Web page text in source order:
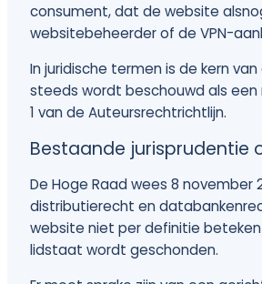
consument, dat de website
websitebeheerder of de VPN-
In juridische termen is de kern
steeds wordt beschouwd als een
1 van de Auteursrechtrichtlijn.
Bestaande jurisprudentie
De Hoge Raad wees 8
distributierecht en
website niet per definitie
lidstaat wordt geschonden.